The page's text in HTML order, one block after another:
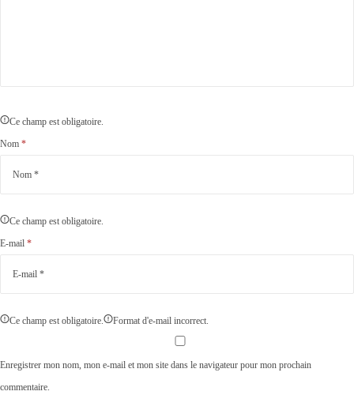
Ce champ est obligatoire.
Nom *
Ce champ est obligatoire.
E-mail *
Ce champ est obligatoire. Format d'e-mail incorrect.
Enregistrer mon nom, mon e-mail et mon site dans le navigateur pour mon prochain
commentaire.